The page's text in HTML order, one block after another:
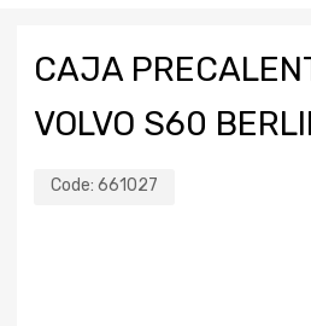
CAJA
VOLVO S60
Code: 661027